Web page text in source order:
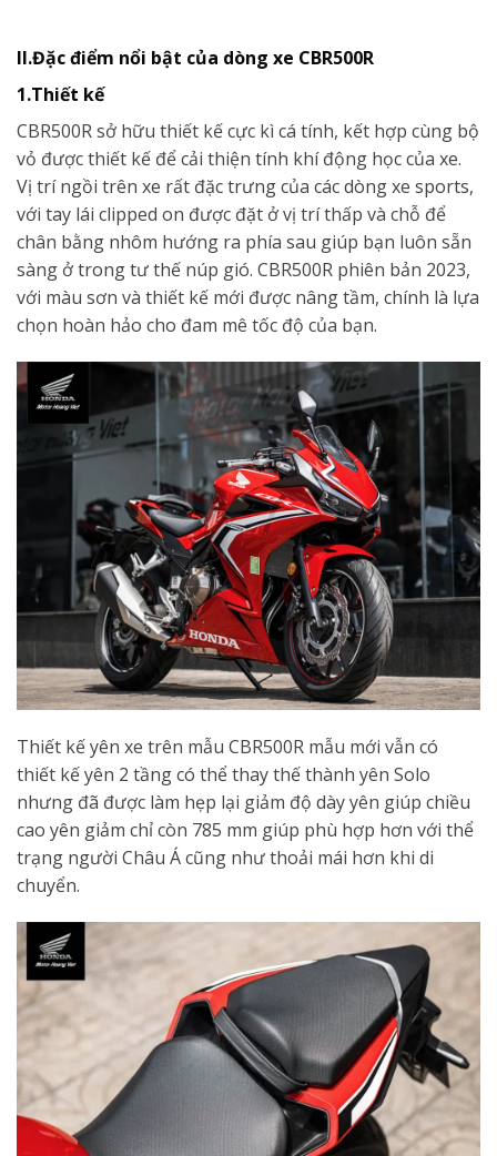
II.Đặc điểm nổi bật của dòng xe CBR500R
1.Thiết kế
CBR500R sở hữu thiết kế cực kì cá tính, kết hợp cùng bộ
vỏ được thiết kế để cải thiện tính khí động học của xe.
Vị trí ngồi trên xe rất đặc trưng của các dòng xe sports,
với tay lái clipped on được đặt ở vị trí thấp và chỗ để
chân bằng nhôm hướng ra phía sau giúp bạn luôn sẵn
sàng ở trong tư thế núp gió. CBR500R phiên bản 2023,
với màu sơn và thiết kế mới được nâng tầm, chính là lựa
chọn hoàn hảo cho đam mê tốc độ của bạn.
Thiết kế yên xe trên mẫu CBR500R mẫu mới vẫn có
thiết kế yên 2 tầng có thể thay thế thành yên Solo
nhưng đã được làm hẹp lại giảm độ dày yên giúp chiều
cao yên giảm chỉ còn 785 mm giúp phù hợp hơn với thể
trạng người Châu Á cũng như thoải mái hơn khi di
chuyển.